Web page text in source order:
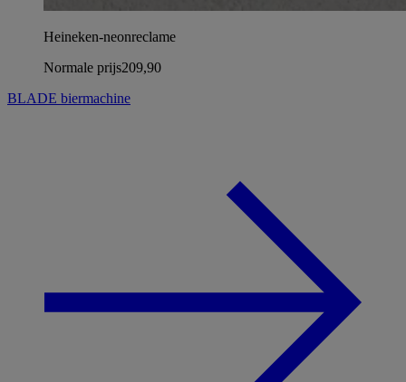
Heineken-neonreclame
Normale prijs209,90
BLADE biermachine